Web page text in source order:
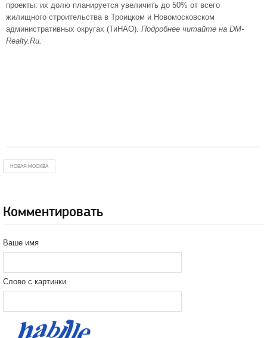
проекты: их долю планируется увеличить до 50% от всего
жилищного строительства в Троицком и Новомосковском
административных округах (ТиНАО). Подробнее читайте на DM-
Realty.Ru.
НОВАЯ МОСКВА
Комментировать
Ваше имя
Слово с картинки